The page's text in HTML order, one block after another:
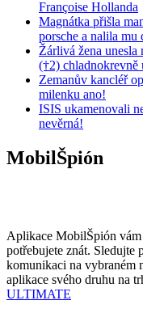
Françoise Hollanda
Magnátka přišla
porsche a nalila
Žárlivá žena unesla
(†2) chladnokrevně
Zemanův kancléř
milenku ano!
ISIS ukamenovali
nevěrná!
MobilŠpión
Aplikace MobilŠpión
potřebujete znát.
komunikaci na vybraném
aplikace svého druhu na
ULTIMATE